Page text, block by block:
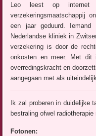
Leo leest op internet
verzekeringsmaatschappij
een jaar geduurd.
Nederlandse kliniek in
verzekering is door de
onkosten en meer. Met dit
overredingskracht en
aangegaan met als
Ik zal proberen in duidelijke
bestraling ofwel
Fotonen: